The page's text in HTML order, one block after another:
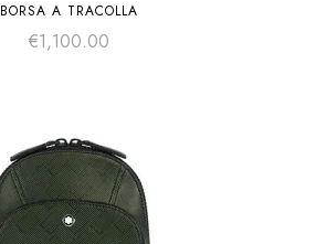
BORSA A TRACOLLA
€1,100.00